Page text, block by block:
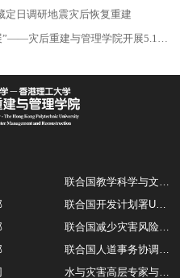
定日调研地震灾后恢复重建
下一篇：“立足专业优势 服务安全发展”——灾后重建与管理学院开展5.12防灾减灾宣传周系列活动
联合国开发计划署UNDP
联合国减少灾害风险办公室UNDRR
水与灾害高层专家与领导组 HELP